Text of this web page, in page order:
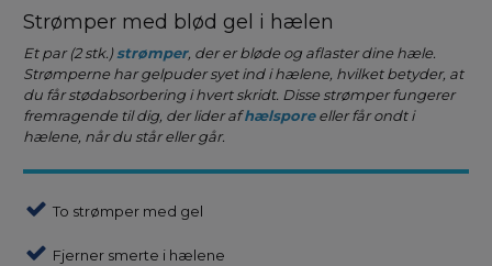
Strømper med blød gel i hælen
Et par (2 stk.)strømper, der er bløde og aflaster dine hæle.
Strømperne har gelpuder syet ind i hælene, hvilket betyder, at
du får stødabsorbering i hvert skridt. Disse strømper fungerer
fremragende til dig, der lider afhælsporeeller får ondt i
hælene, når du står eller går.
To strømper med gel
Fjerner smerte i hælene